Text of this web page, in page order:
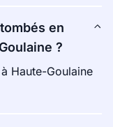
en
?
Haute-Goulaine